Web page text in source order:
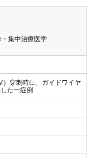
集中治療医学
穿刺時に、ガイドワイヤ
た一症例